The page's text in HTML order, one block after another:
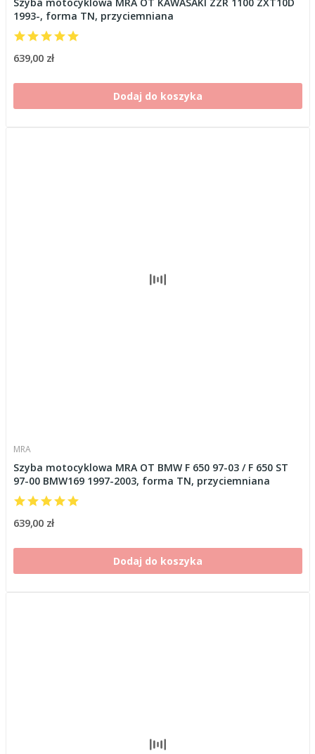
1993-, forma TN, przyciemniana
639,00 zł
Dodaj do koszyka
MRA
Szyba motocyklowa MRA OT BMW F 650 97-03 / F 650 ST
97-00 BMW169 1997-2003, forma TN, przyciemniana
639,00 zł
Dodaj do koszyka